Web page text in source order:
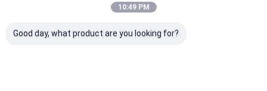
10:49 PM
Good day, what product are you looking for?